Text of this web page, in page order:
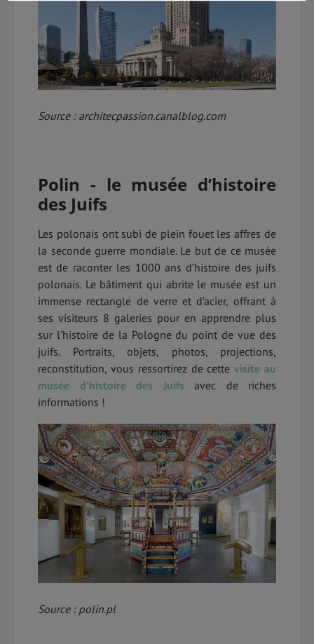
Source : architecpassion.canalblog.com
Polin - le musée d’histoire
des Juifs
Les polonais ont subi de plein fouet les affres de
la seconde guerre mondiale. Le but de ce musée
est de raconter les 1000 ans d’histoire des juifs
polonais. Le bâtiment qui abrite le musée est un
immense rectangle de verre et d’acier, offrant à
ses visiteurs 8 galeries pour en apprendre plus
sur l’histoire de la Pologne du point de vue des
juifs. Portraits, objets, photos, projections,
reconstitution, vous ressortirez de cettevisite au
musée d’histoire des Juifs avec de riches
informations !
Source : polin.pl